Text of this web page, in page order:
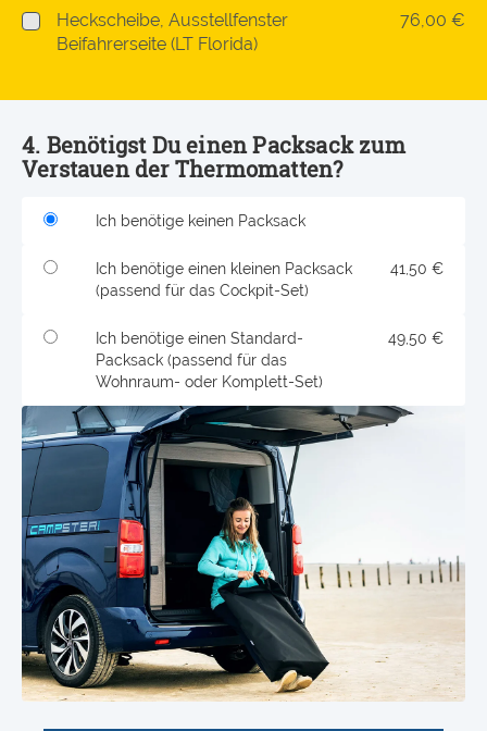
Heckscheibe, Ausstellfenster
Beifahrerseite (LT Florida)
76,00 €
4. Benötigst Du einen Packsack zum
Verstauen der Thermomatten?
Ich benötige keinen Packsack
Ich benötige einen kleinen Packsack
(passend für das Cockpit-Set)
41,50 €
Ich benötige einen Standard-
Packsack (passend für das
Wohnraum- oder Komplett-Set)
49,50 €